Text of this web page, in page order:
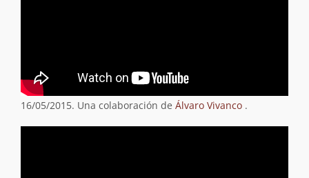
16/05/2015. Una colaboración de Álvaro Vivanco .